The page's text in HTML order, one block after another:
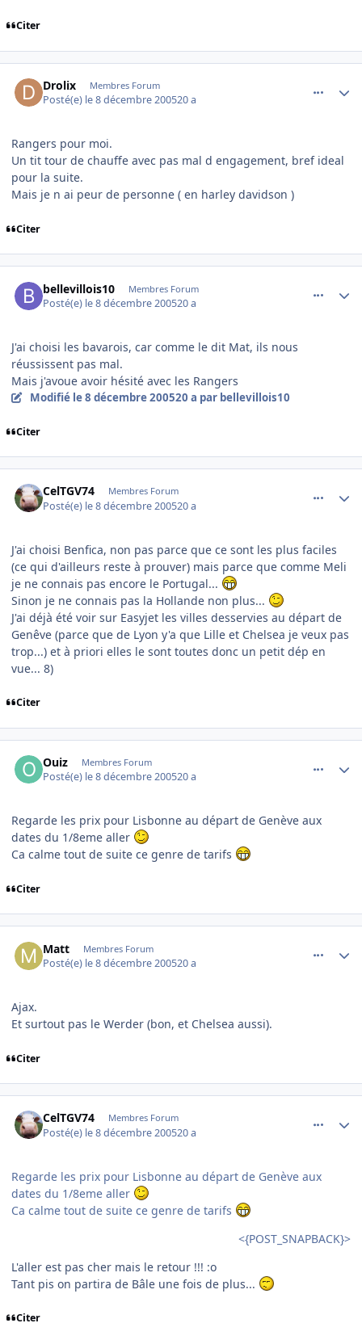
Citer
Drolix Membres Forum
Posté(e) le 8 décembre 200520 a
Rangers pour moi.
Un tit tour de chauffe avec pas mal d engagement, bref ideal
pour la suite.
Mais je n ai peur de personne ( en harley davidson )
Citer
bellevillois10 Membres Forum
Posté(e) le 8 décembre 200520 a
J'ai choisi les bavarois, car comme le dit Mat, ils nous
réussissent pas mal.
Mais j'avoue avoir hésité avec les Rangers
Modifié le 8 décembre 200520 a par bellevillois10
Citer
CelTGV74 Membres Forum
Posté(e) le 8 décembre 200520 a
J'ai choisi Benfica, non pas parce que ce sont les plus faciles
(ce qui d'ailleurs reste à prouver) mais parce que comme Meli
je ne connais pas encore le Portugal...
Sinon je ne connais pas la Hollande non plus...
J'ai déjà été voir sur Easyjet les villes desservies au départ de
Genêve (parce que de Lyon y'a que Lille et Chelsea je veux pas
trop...) et à priori elles le sont toutes donc un petit dép en
vue... 8)
Citer
Ouiz Membres Forum
Posté(e) le 8 décembre 200520 a
Regarde les prix pour Lisbonne au départ de Genève aux
dates du 1/8eme aller
Ca calme tout de suite ce genre de tarifs
Citer
Matt Membres Forum
Posté(e) le 8 décembre 200520 a
Ajax.
Et surtout pas le Werder (bon, et Chelsea aussi).
Citer
CelTGV74 Membres Forum
Posté(e) le 8 décembre 200520 a
Regarde les prix pour Lisbonne au départ de Genève aux
dates du 1/8eme aller
Ca calme tout de suite ce genre de tarifs
<{POST_SNAPBACK}>
L'aller est pas cher mais le retour !!! :o
Tant pis on partira de Bâle une fois de plus...
Citer